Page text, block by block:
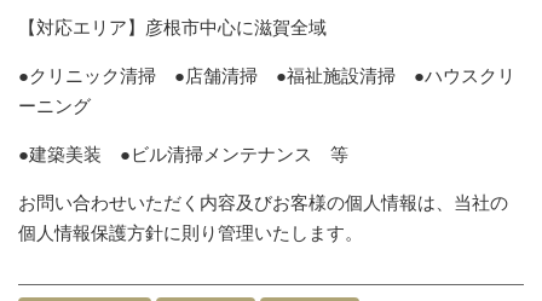
【対応エリア】彦根市中心に滋賀全域
●クリニック清掃 ●店舗清掃 ●福祉施設清掃 ●ハウスクリ
ーニング
●建築美装 ●ビル清掃メンテナンス 等
お問い合わせいただく内容及びお客様の個人情報は、当社の
個人情報保護方針に則り管理いたします。